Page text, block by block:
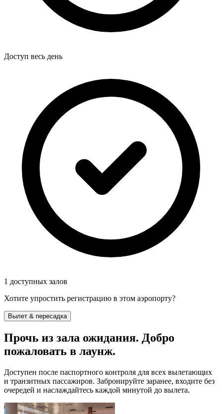
Доступ весь день
1 доступных залов
Хотите упростить регистрацию в этом аэропорту?
Вылет & пересадка
Прочь из зала ожидания. Добро
пожаловать в лаунж.
Доступен после паспортного контроля для всех вылетающих
и транзитных пассажиров. Забронируйте заранее, входите без
очередей и наслаждайтесь каждой минутой до вылета.